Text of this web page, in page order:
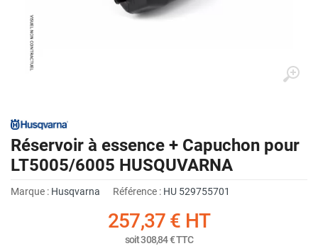
Réservoir à essence + Capuchon pour
LT5005/6005 HUSQUVARNA
Marque : Husqvarna Référence : HU 529755701
257,37 € HT
soit308,84 €TTC